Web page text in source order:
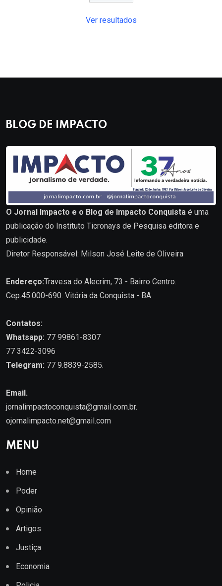
Ver resultados
BLOG DE IMPACTO
O Jornal Impacto e o Blog de Impacto Conquista é uma
publicação do Instituto Ticronays de Pesquisa editora e
publicidade.
Diretor Responsável: Milson José Leite de Oliveira
Endereço:Travesa do Alecrim, 73 - Bairro Centro.
Cep.45.000-690. Vitória da Conquista - BA
Contatos:
Whatsapp: 77 99861-8307
77 3422-3096
Telegram: 77 9.8839-2585.
Email.
jornalimpactoconquista@gmail.com.br.
ojornalimpacto.net@gmail.com
MENU
Home
Poder
Opinião
Artigos
Justiça
Economia